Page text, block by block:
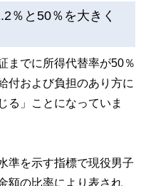
％と50％を大きく
までに所得代替率が50％
付および負担のあり方に
る」ことになっていま
準を示す指標で現役男子
額の比率により表され、